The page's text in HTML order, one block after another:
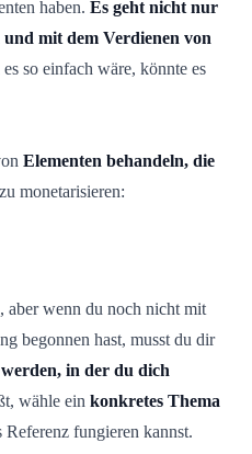
haben. Es geht nicht nur
mit dem Verdienen von
es so einfach wäre, könnte es
Elementen behandeln, die
monetarisieren:
aber wenn du noch nicht mit
begonnen hast, musst du dir
in der du dich
wähle ein konkretes Thema
Referenz fungieren kannst.